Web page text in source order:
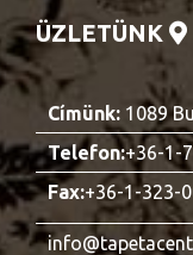
ÜZLETÜNK
Címünk: 1089
Telefon:+36-1-
Fax:+36-1-323-